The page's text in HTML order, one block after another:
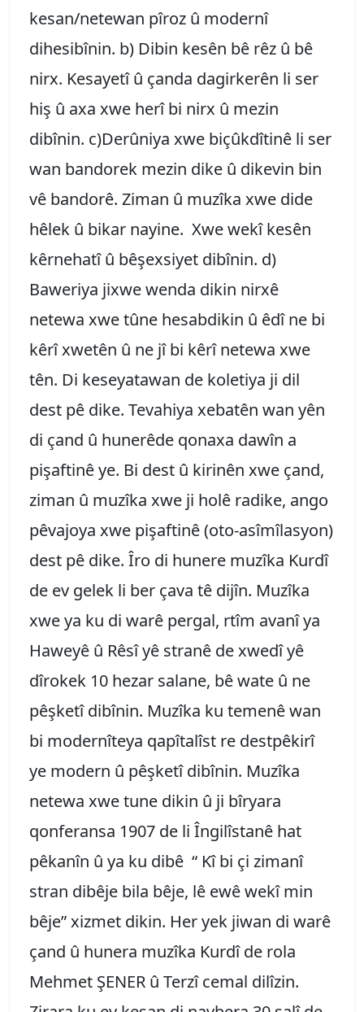
kesan/netewan pîroz û modernî
dihesibînin. b) Dibin kesên bê rêz û bê
nirx. Kesayetî û çanda dagirkerên li ser
hiş û axa xwe herî bi nirx û mezin
dibînin. c)Derûniya xwe biçûkdîtinê li ser
wan bandorek mezin dike û dikevin bin
vê bandorê. Ziman û muzîka xwe dide
hêlek û bikar nayine. Xwe wekî kesên
kêrnehatî û bêşexsiyet dibînin. d)
Baweriya jixwe wenda dikin nirxê
netewa xwe tûne hesabdikin û êdî ne bi
kêrî xwetên û ne jî bi kêrî netewa xwe
tên. Di keseyatawan de koletiya ji dil
dest pê dike. Tevahiya xebatên wan yên
di çand û hunerêde qonaxa dawîn a
pişaftinê ye. Bi dest û kirinên xwe çand,
ziman û muzîka xwe ji holê radike, ango
pêvajoya xwe pişaftinê (oto-asîmîlasyon)
dest pê dike. Îro di hunere muzîka Kurdî
de ev gelek li ber çava tê dijîn. Muzîka
xwe ya ku di warê pergal, rtîm avanî ya
Haweyê û Rêsî yê stranê de xwedî yê
dîrokek 10 hezar salane, bê wate û ne
pêşketî dibînin. Muzîka ku temenê wan
bi modernîteya qapîtalîst re destpêkirî
ye modern û pêşketî dibînin. Muzîka
netewa xwe tune dikin û ji bîryara
qonferansa 1907 de li Îngilîstanê hat
pêkanîn û ya ku dibê “ Kî bi çi zimanî
stran dibêje bila bêje, lê ewê wekî min
bêje” xizmet dikin. Her yek jiwan di warê
çand û hunera muzîka Kurdî de rola
Mehmet ŞENER û Terzî cemal dilîzin.